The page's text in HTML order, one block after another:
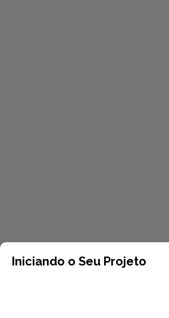
Iniciando o Seu Projeto